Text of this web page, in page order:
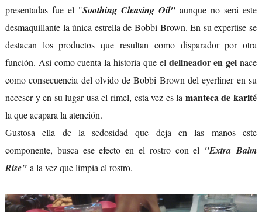
presentadas fue el "Soothing Cleasing Oil"aunque no será este
desmaquillante la única estrella de Bobbi Brown. En su expertise se
destacan los productos que resultan como disparador por otra
función. Asi como cuenta la historia que el delineador en gel nace
como consecuencia del olvido de Bobbi Brown del eyerliner en su
neceser y en su lugar usa el rimel, esta vez es la manteca de karité
la que acapara la atención.
Gustosa ella de la sedosidad que deja en las manos este
componente, busca ese efecto en el rostro con el "Extra Balm
Rise"a la vez que limpia el rostro.